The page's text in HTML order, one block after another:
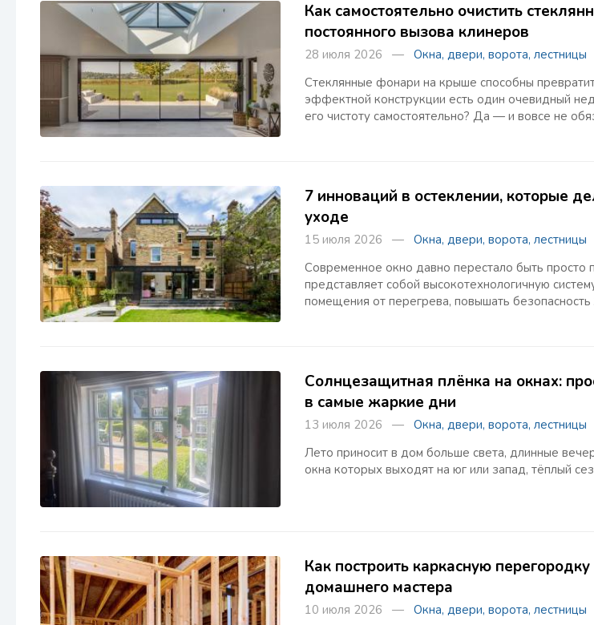
Как самостоятельно очистить
постоянного вызова клинеров
28 июля 2026 — Окна, двери, ворота, лестницы
Стеклянные фонари на крыше способны
эффектной конструкции есть один очевидный
его чистоту самостоятельно? Да — и вовсе не
7 инноваций в остеклении, которые
уходе
15 июля 2026 — Окна, двери, ворота, лестницы
Современное окно давно перестало быть
представляет собой высокотехнологичную
помещения от перегрева, повышать
Солнцезащитная плёнка на окнах:
в самые жаркие дни
13 июля 2026 — Окна, двери, ворота, лестницы
Лето приносит в дом больше света, длинные
окна которых выходят на юг или запад, тёплый
Как построить каркасную
домашнего мастера
10 июля 2026 — Окна, двери, ворота, лестницы